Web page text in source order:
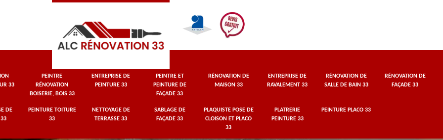
33
PEINTRE
RÉNOVATION
BOISERIE, BOIS 33
ENTREPRISE DE
PEINTURE 33
PEINTRE ET
PEINTURE DE
FAÇADE 33
RÉNOVATION DE
MAISON 33
ENTREPRISE DE
RAVALEMENT 33
RÉNOVATION DE
SALLE DE BAIN 33
RÉNOVATION DE
FAÇADE 33
DE
33
PEINTURE TOITURE
33
NETTOYAGE DE
TERRASSE 33
SABLAGE DE
FAÇADE 33
PLAQUISTE POSE DE
CLOISON ET PLACO
33
PLATRERIE
PEINTURE 33
PEINTURE PLACO 33